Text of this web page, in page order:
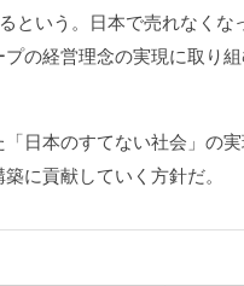
という。
日本で売れなくな
の経営理念の実現に取り組
日本のすてない社会」 の
に貢献していく方針だ。